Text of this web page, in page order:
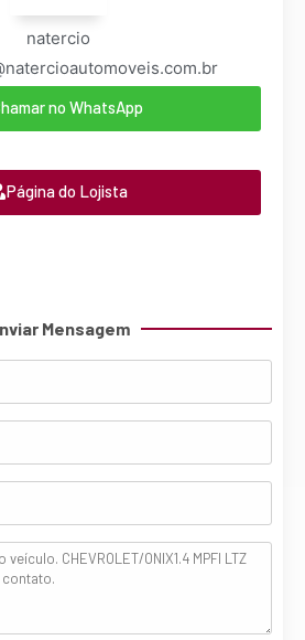
natercio
no WhatsApp
Página do Lojista
Mensagem